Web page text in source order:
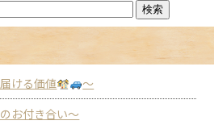
ける価値
～
お付き合い～